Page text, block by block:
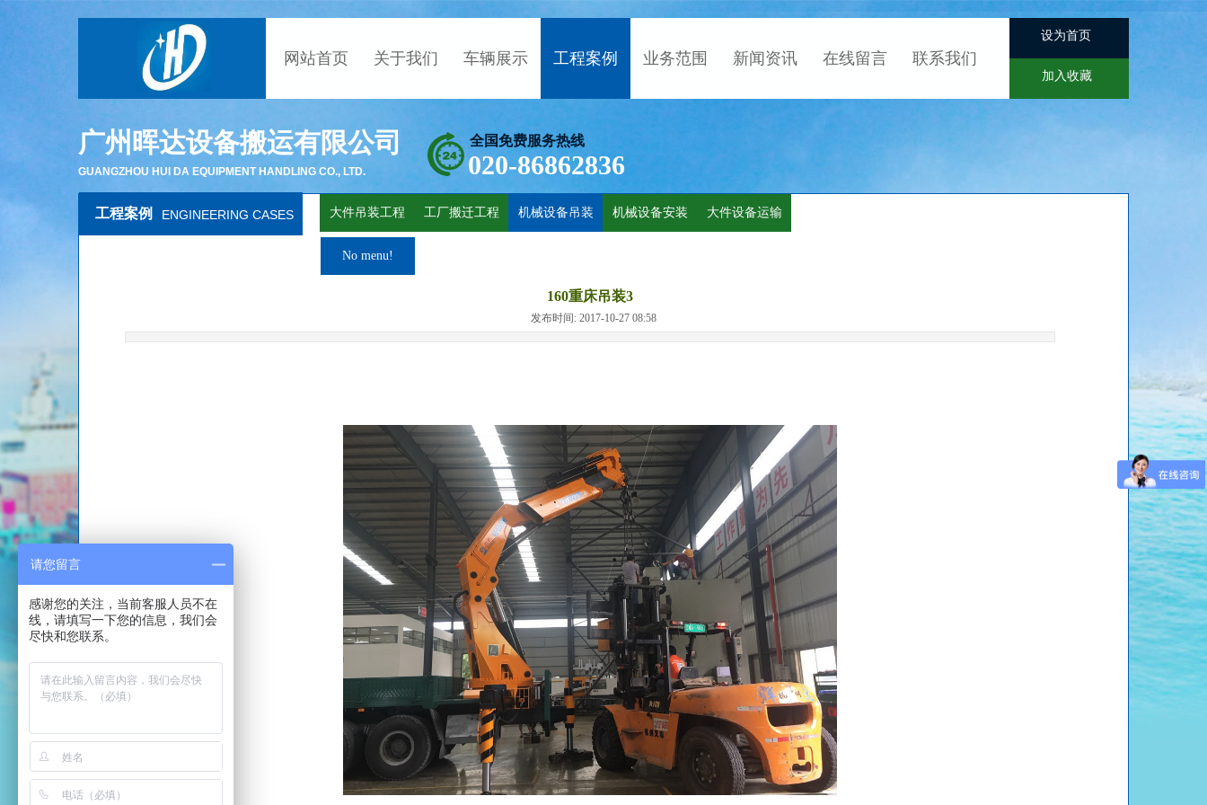
加入收藏
网站首页 关于我们 车辆展示 工程案例 业务范围 新闻资讯 在线留言 联系我们
设为首页
广州晖达设备搬运有限公司 全国免费服务热线
020-86862836
GUANGZHOU HUI DA EQUIPMENT HANDLING CO., LTD.
大件吊装工程 工厂搬迁工程 机械设备吊装 机械设备安装 大件设备运输
工程案例 ENGINEERING CASES
No menu!
160重床吊装3
发布时间: 2017-10-27 08:58
请您留言
感谢您的关注，当前客服人员不在
线，请填写一下您的信息，我们会
尽快和您联系。